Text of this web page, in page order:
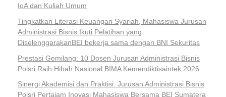
IoA dan Kuliah Umum
Tingkatkan Literasi Keuangan Syariah, Mahasiswa Jurusan
Administrasi Bisnis Ikuti Pelatihan yang
DiselenggarakanBEI bekerja sama dengan BNI Sekuritas
Prestasi Gemilang: 10 Dosen Jurusan Administrasi Bisnis
Polsri Raih Hibah Nasional BIMA Kemendiktisaintek 2026
Sinergi Akademisi dan Praktisi: Jurusan Administrasi Bisnis
Polsri Pertajam Inovasi Mahasiswa Bersama BEI Sumatera